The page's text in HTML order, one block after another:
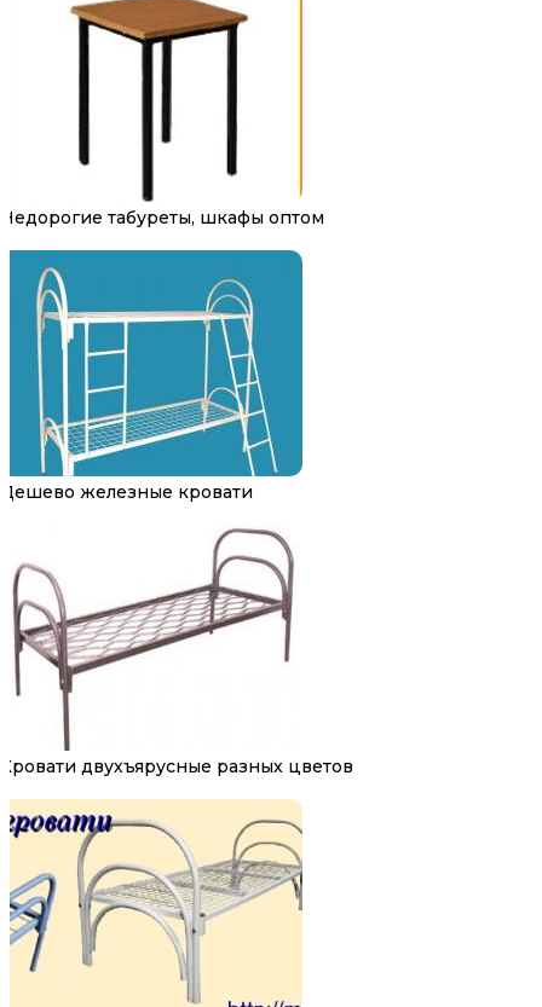
Недорогие табуреты, шкафы оптом
Дешево железные кровати
Кровати двухъярусные разных цветов